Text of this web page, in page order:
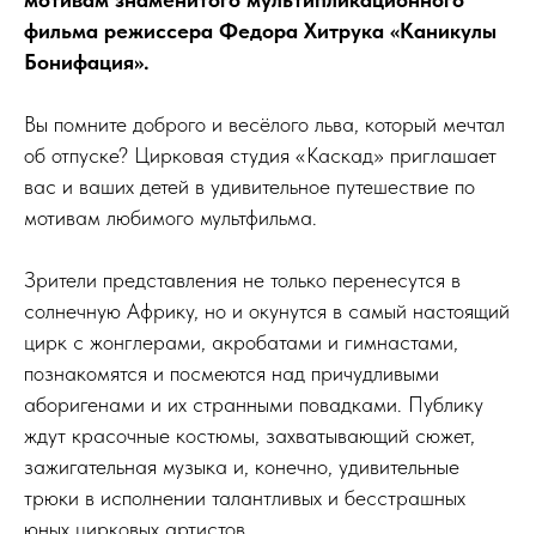
фильма режиссера Федора Хитрука «Каникулы
Бонифация».
Вы помните доброго и весёлого льва, который мечтал
об отпуске? Цирковая студия «Каскад» приглашает
вас и ваших детей в удивительное путешествие по
мотивам любимого мультфильма.
Зрители представления не только перенесутся в
солнечную Африку, но и окунутся в самый настоящий
цирк с жонглерами, акробатами и гимнастами,
познакомятся и посмеются над причудливыми
аборигенами и их странными повадками. Публику
ждут красочные костюмы, захватывающий сюжет,
зажигательная музыка и, конечно, удивительные
трюки в исполнении талантливых и бесстрашных
юных цирковых артистов.